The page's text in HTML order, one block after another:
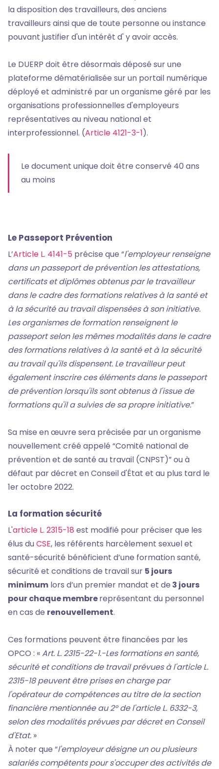
la disposition des travailleurs, des anciens
travailleurs ainsi que de toute personne ou instance
pouvant justifier d'un intérêt d' y avoir accès.
Le DUERP doit être désormais déposé sur une
plateforme dématérialisée sur un portail numérique
déployé et administré par un organisme géré par les
organisations professionnelles d'employeurs
représentatives au niveau national et
interprofessionnel. (Article 4121-3-1).
Le document unique doit être conservé 40 ans
au moins
Le Passeport Prévention
L’Article L. 4141-5 précise que “l'employeur renseigne
dans un passeport de prévention les attestations,
certificats et diplômes obtenus par le travailleur
dans le cadre des formations relatives à la santé et
à la sécurité au travail dispensées à son initiative.
Les organismes de formation renseignent le
passeport selon les mêmes modalités dans le cadre
des formations relatives à la santé et à la sécurité
au travail qu'ils dispensent. Le travailleur peut
également inscrire ces éléments dans le passeport
de prévention lorsqu'ils sont obtenus à l'issue de
formations qu'il a suivies de sa propre initiative.”
Sa mise en œuvre sera précisée par un organisme
nouvellement créé appelé “Comité national de
prévention et de santé au travail (CNPST)” ou à
défaut par décret en Conseil d'État et au plus tard le
1er octobre 2022.
La formation sécurité
L'article L. 2315-18 est modifié pour préciser que les
élus duCSE, les référents harcèlement sexuel et
santé-sécurité bénéficient d’une formation santé,
sécurité et conditions de travail sur 5 jours
minimum lors d’un premier mandat et de 3 jours
pour chaque membrereprésentant du personnel
en cas de renouvellement.
Ces formations peuvent être financées par les
OPCO : «Art. L. 2315-22-1.-Les formations en santé,
sécurité et conditions de travail prévues à l'article L.
2315-18 peuvent être prises en charge par
l'opérateur de compétences au titre de la section
financière mentionnée au 2° de l'article L. 6332-3,
selon des modalités prévues par décret en Conseil
d'Etat. »
À noter que “l'employeur désigne un ou plusieurs
salariés compétents pour s'occuper des activités de